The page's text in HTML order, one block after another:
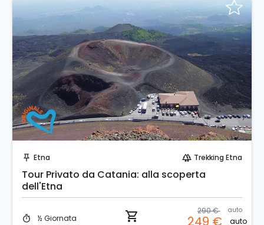
push_pin Etna forest Trekking Etna
Tour Privato da Catania: alla scoperta
dell'Etna
timer ½ Giornata shopping_cart 290 € auto
249 € auto